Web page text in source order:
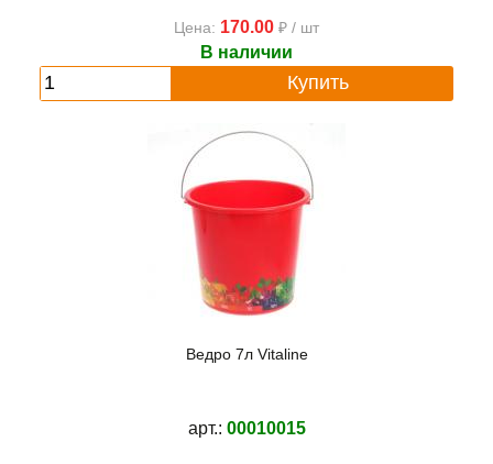
Цена: 170.00 ₽ / шт
В наличии
Купить
Ведро 7л Vitaline
арт.: 00010015